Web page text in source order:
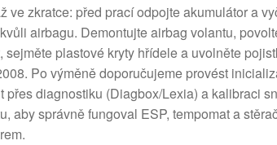
ve zkratce: před prací odpojte akumulátor a
airbagu. Demontujte airbag volantu,
sejměte plastové kryty hřídele a uvolněte
Po výměně doporučujeme provést
přes diagnostiku (Diagbox/Lexia) a kalibraci
aby správně fungoval ESP, tempomat a